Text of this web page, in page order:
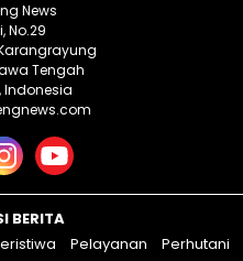
News
No.29
Tengah
Indonesia
BERITA
Pelayanan Perhutani